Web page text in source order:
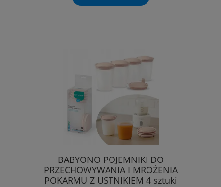
BABYONO POJEMNIKI DO
PRZECHOWYWANIA I MROŻENIA
POKARMU Z USTNIKIEM 4 sztuki